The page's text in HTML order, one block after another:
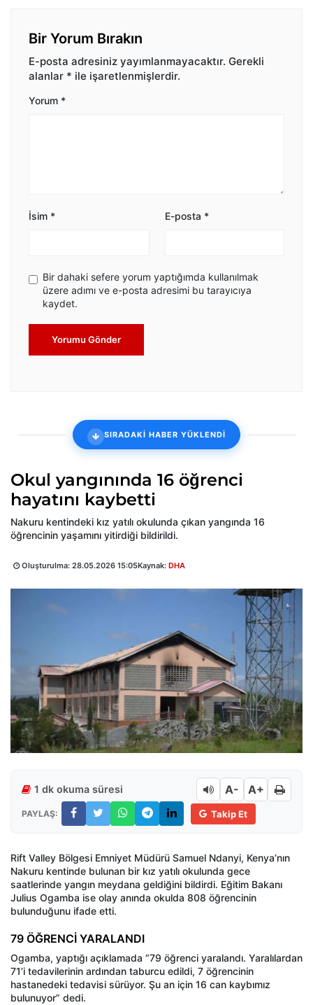
Bir Yorum Bırakın
E-posta adresiniz yayımlanmayacaktır. Gerekli
alanlar * ile işaretlenmişlerdir.
Yorum *
İsim * E-posta *
Bir dahaki sefere yorum yaptığımda kullanılmak
üzere adımı ve e-posta adresimi bu tarayıcıya
kaydet.
Yorumu Gönder
SIRADAKİ HABER YÜKLENDİ
Okul yangınında 16 öğrenci
hayatını kaybetti
Nakuru kentindeki kız yatılı okulunda çıkan yangında 16
öğrencinin yaşamını yitirdiği bildirildi.
Oluşturulma: 28.05.2026 15:05Kaynak: DHA
1 dk okuma süresi A- A+
PAYLAŞ: Takip Et
Rift Valley Bölgesi Emniyet Müdürü Samuel Ndanyi, Kenya’nın
Nakuru kentinde bulunan bir kız yatılı okulunda gece
saatlerinde yangın meydana geldiğini bildirdi. Eğitim Bakanı
Julius Ogamba ise olay anında okulda 808 öğrencinin
bulunduğunu ifade etti.
79 ÖĞRENCİ YARALANDI
Ogamba, yaptığı açıklamada “79 öğrenci yaralandı. Yaralılardan
71’i tedavilerinin ardından taburcu edildi, 7 öğrencinin
hastanedeki tedavisi sürüyor. Şu an için 16 can kaybımız
bulunuyor” dedi.